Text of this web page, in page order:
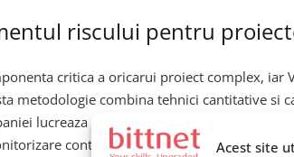
Acest site
riscului pentru
critica a oricarui proiect complex,
metodologie combina tehnici cantitative si
lucreaza alaturi de echipele clientilor
continua. Un aspect inovator al